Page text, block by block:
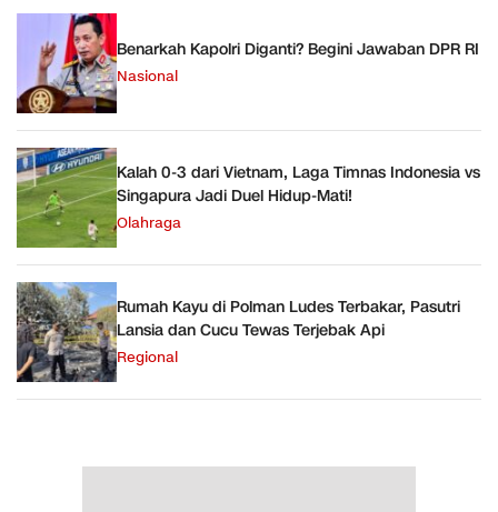
Benarkah Kapolri Diganti? Begini Jawaban DPR RI
Nasional
Kalah 0-3 dari Vietnam, Laga Timnas Indonesia vs
Singapura Jadi Duel Hidup-Mati!
Olahraga
Rumah Kayu di Polman Ludes Terbakar, Pasutri
Lansia dan Cucu Tewas Terjebak Api
Regional